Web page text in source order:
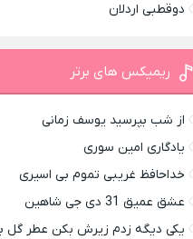
دوقطبی اردلان
ریمیکس های برتر
از شب بپرسید یوسف زمانی
یادگاری امین سوری
خداحافظ غریبی تموم بی اسیری
عشق عمیق 31 دی جی شاهین
یکی دیگه زدم زیرش بکن عطر گل